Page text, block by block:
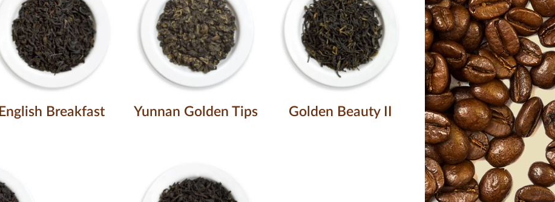
English Breakfast Yunnan Golden Tips Golden Beauty II